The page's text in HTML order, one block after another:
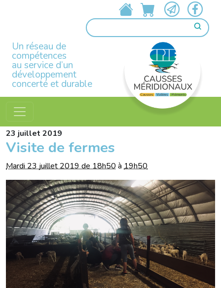
Un réseau de
compétences
au service d’un
développement
concerté et durable
23 juillet 2019
Visite de fermes
Mardi 23 juillet 2019 de 18h50 à 19h50